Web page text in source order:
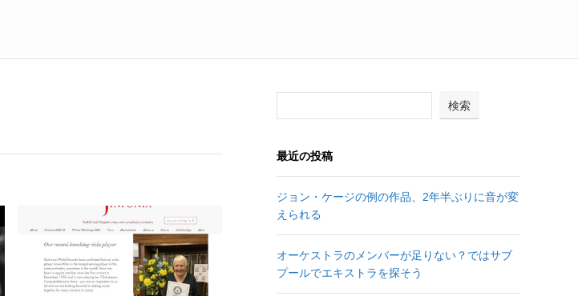
検索
最近の投稿
ジョン・ケージの例の作品、2年半ぶりに音が変
えられる
オーケストラのメンバーが足りない？ではサブ
プールでエキストラを探そう